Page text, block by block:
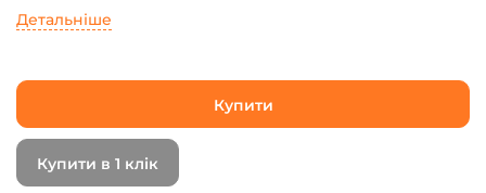
Детальніше
Купити
Купити в 1 клік